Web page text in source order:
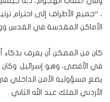
، “جميع الأطراف إلى احترام
الأماكن المقدسة في القدس
كان من الممكن أن يعرف
في الأقصى، وهو إسرائيل. وكان
يضع مسؤولية الأمن الداخلي
الأردني الملك عبد الله الثاني .